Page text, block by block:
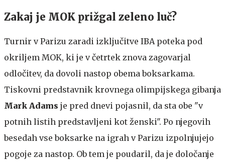
Zakaj je MOK prižgal zeleno luč?
Turnir v Parizu zaradi izključitve IBA poteka pod
okriljem MOK, ki je v četrtek znova zagovarjal
odločitev, da dovoli nastop obema boksarkama.
Tiskovni predstavnik krovnega olimpijskega gibanja
Mark Adams je pred dnevi pojasnil, da sta obe "v
potnih listih predstavljeni kot ženski". Po njegovih
besedah vse boksarke na igrah v Parizu izpolnjujejo
pogoje za nastop. Ob tem je poudaril, da je določanje